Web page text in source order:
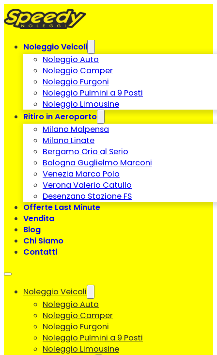
Noleggio Veicoli
Noleggio Auto
Noleggio Camper
Noleggio Furgoni
Noleggio Pulmini a 9 Posti
Noleggio Limousine
Ritiro in Aeroporto
Milano Malpensa
Milano Linate
Bergamo Orio al Serio
Bologna Guglielmo Marconi
Venezia Marco Polo
Verona Valerio Catullo
Desenzano Stazione FS
Offerte Last Minute
Vendita
Blog
Chi Siamo
Contatti
Noleggio Veicoli
Noleggio Auto
Noleggio Camper
Noleggio Furgoni
Noleggio Pulmini a 9 Posti
Noleggio Limousine